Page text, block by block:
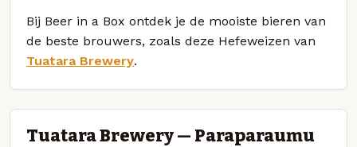
Bij Beer in a Box ontdek je de mooiste bieren van
de beste brouwers, zoals deze Hefeweizen van
Tuatara Brewery.
Tuatara Brewery — Paraparaumu